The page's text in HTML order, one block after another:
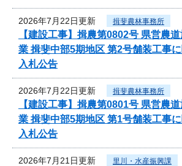
2026年7月22日更新 揖斐農林事務所
【建設工事】揖農第0802号 県営農
業 揖斐中部5期地区 第2号舗装工事
入札公告
2026年7月22日更新 揖斐農林事務所
【建設工事】揖農第0801号 県営農
業 揖斐中部5期地区 第1号舗装工事
入札公告
2026年7月21日更新 里川・水産振興課